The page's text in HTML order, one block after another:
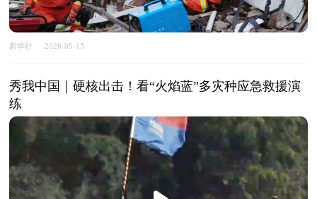
新华社 2026-05-13
秀我中国｜硬核出击！看“火焰蓝”多灾种应急救援演
练